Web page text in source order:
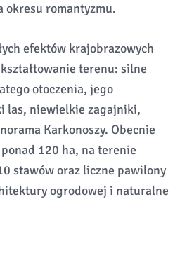
okresu romantyzmu.
efektów krajobrazowych
terenu: silne
otoczenia, jego
las, niewielkie zagajniki,
Karkonoszy. Obecnie
120 ha, na terenie
stawów oraz liczne pawilony
ogrodowej i naturalne